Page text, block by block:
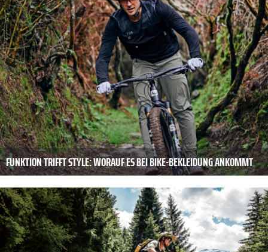
FUNKTION TRIFFT STYLE: ­WORAUF ES BEI BIKE-­BEKLEIDUNG ANKOMMT